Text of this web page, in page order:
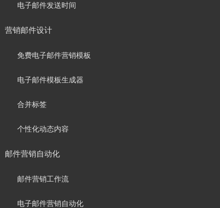
电子邮件发送时间
营销邮件设计
免费电子邮件营销模板
电子邮件模板生成器
合并标签
个性化动态内容
邮件营销自动化
邮件营销工作流
电子邮件营销自动化